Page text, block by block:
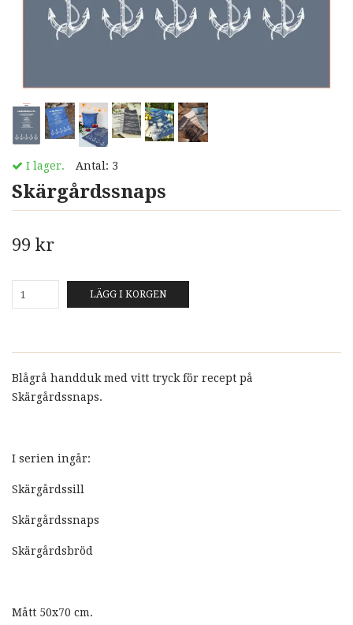
I lager. Antal: 3
Skärgårdssnaps
99 kr
LÄGG I KORGEN
Blågrå handduk med vitt tryck för recept på
Skärgårdssnaps.
I serien ingår:
Skärgårdssill
Skärgårdssnaps
Skärgårdsbröd
Mått 50x70 cm.